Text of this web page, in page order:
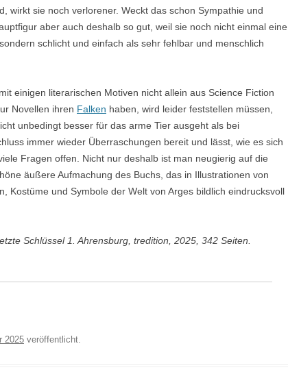
wirkt sie noch verlorener. Weckt das schon Sympathie und
aber auch deshalb so gut, weil sie noch nicht einmal eine
schlicht und einfach als sehr fehlbar und menschlich
einigen literarischen Motiven nicht allein aus Science Fiction
Novellen ihren Falken haben, wird leider feststellen müssen,
unbedingt besser für das arme Tier ausgeht als bei
immer wieder Überraschungen bereit und lässt, wie es sich
Fragen offen. Nicht nur deshalb ist man neugierig auf die
äußere Aufmachung des Buchs, das in Illustrationen von
Kostüme und Symbole der Welt von Arges bildlich eindrucksvoll
Schlüssel 1. Ahrensburg, tredition, 2025, 342 Seiten.
2025 veröffentlicht.